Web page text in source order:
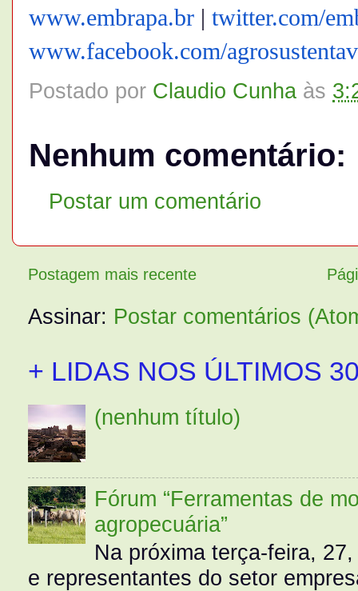
www.embrapa.br | twitter.com/
www.facebook.com/
Postado por Claudio Cunha às
Nenhum comentário:
Postar um comentário
Postagem mais recente
Assinar: Postar comentários
+ LIDAS NOS ÚLTIMOS
(nenhum título)
Fórum “Ferramentas de
agropecuária”
Na próxima terça-feira,
e representantes do setor